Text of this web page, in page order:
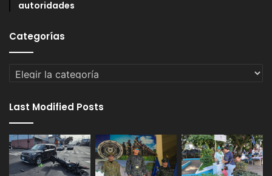
autoridades
Categorías
Categorías
Last Modified Posts